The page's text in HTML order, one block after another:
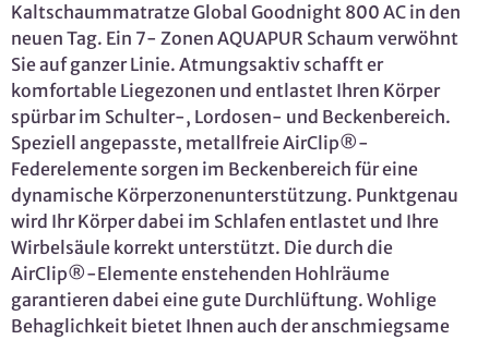
Kaltschaummatratze Global Goodnight 800 AC in den
neuen Tag. Ein 7- Zonen AQUAPUR Schaum verwöhnt
Sie auf ganzer Linie. Atmungsaktiv schafft er
komfortable Liegezonen und entlastet Ihren Körper
spürbar im Schulter-, Lordosen- und Beckenbereich.
Speziell angepasste, metallfreie AirClip®-
Federelemente sorgen im Beckenbereich für eine
dynamische Körperzonenunterstützung. Punktgenau
wird Ihr Körper dabei im Schlafen entlastet und Ihre
Wirbelsäule korrekt unterstützt. Die durch die
AirClip®-Elemente enstehenden Hohlräume
garantieren dabei eine gute Durchlüftung. Wohlige
Behaglichkeit bietet Ihnen auch der anschmiegsame